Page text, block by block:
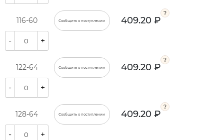
116-60 Сообщить о поступлении 409.20 ₽
- +
122-64 Сообщить о поступлении 409.20 ₽
- +
128-64 Сообщить о поступлении 409.20 ₽
- +